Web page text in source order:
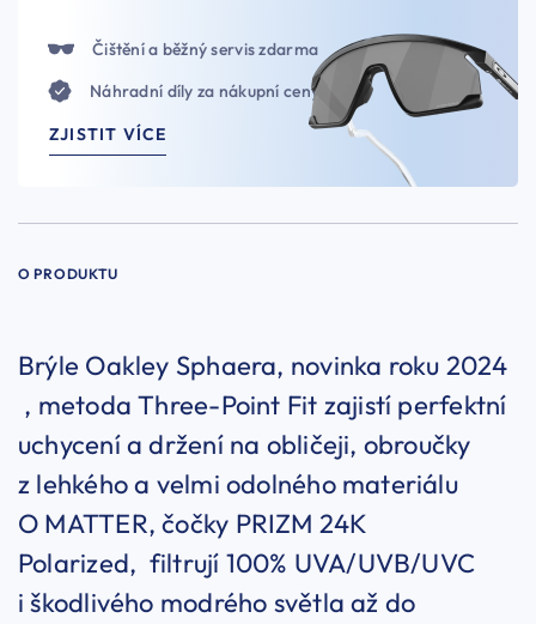
Čištění a běžný servis zdarma
Náhradní díly za nákupní ceny
ZJISTIT VÍCE
O PRODUKTU
Brýle Oakley Sphaera, novinka roku 2024
, metoda Three-Point Fit zajistí perfektní
uchycení a držení na obličeji, obroučky
z lehkého a velmi odolného materiálu
O MATTER, čočky PRIZM 24K
Polarized, filtrují 100% UVA/UVB/UVC
i škodlivého modrého světla až do